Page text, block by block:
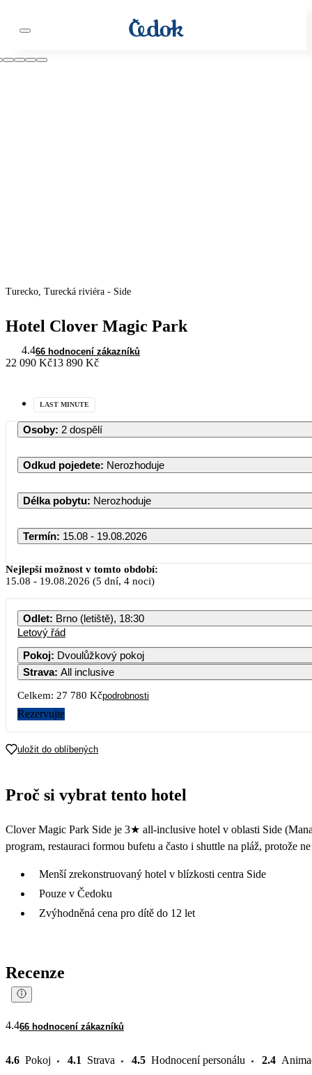
Turecko, Turecká riviéra - Side
Hotel Clover Magic Park
4.466 hodnocení zákazníků
22 090 Kč13 890 Kč
LAST MINUTE
Osoby: 2 dospělí
Odkud pojedete: Nerozhoduje
Délka pobytu: Nerozhoduje
Termín: 15.08 - 19.08.2026
Nejlepší možnost v tomto období:
15.08 - 19.08.2026 (5 dní, 4 noci)
Odlet: Brno (letiště), 18:30
Letový řád
Pokoj: Dvoulůžkový pokoj
Strava: All inclusive
Celkem: 27 780 Kčpodrobnosti
Rezervujte
uložit do oblíbených
Proč si vybrat tento hotel
Clover Magic Park Side je 3★ all-inclusive hotel v oblasti Side
program, restauraci formou bufetu a často i shuttle na pláž, protože
Menší zrekonstruovaný hotel v blízkosti centra Side
Pouze v Čedoku
Zvýhodněná cena pro dítě do 12 let
Recenze
4.466 hodnocení zákazníků
4.6 Pokoj 4.1 Strava 4.5 Hodnocení personálu 2.4